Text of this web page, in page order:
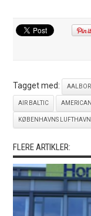
Tagget med:
AIR BALTIC
KØBENHAVNS LUFTHAVN
FLERE ARTIKLER: